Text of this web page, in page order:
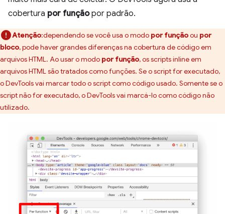
cobertura por funçãopor padrão.
Atenção:dependendo se você usa o modo por funçãoou por
bloco, pode haver grandes diferenças na cobertura de código em
arquivos HTML. Ao usar o modo por função, os scripts inline em
arquivos HTML são tratados como funções. Se o script for executado,
o DevTools vai marcar todo o script como código usado. Somente se o
script não for executado, o DevTools vai marcá-lo como código não
utilizado.